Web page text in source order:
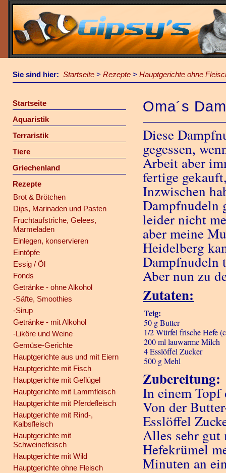
Sie sind hier: Startseite > Rezepte > Hauptgerichte ohne
Startseite
Aquaristik
Terraristik
Tiere
Griechenland
Rezepte
Brot & Brötchen
Dips, Marinaden und Pasten
Fruchtaufstriche, Gelees,
Marmeladen
Einlegen, konservieren
Eintöpfe
Essig / Öl
Fonds
Getränke - ohne Alkohol
-Säfte, Smoothies
-Sirup
Getränke - mit Alkohol
-Liköre und Weine
Gemüse-Gerichte
Hauptgerichte aus und mit Eiern
Hauptgerichte mit Fisch
Hauptgerichte mit Geflügel
Hauptgerichte mit Lammfleisch
Hauptgerichte mit Pferdefleisch
Hauptgerichte mit Rind-,
Kalbsfleisch
Hauptgerichte mit
Schweinefleisch
Hauptgerichte mit Wild
Hauptgerichte ohne Fleisch
Oma´s
Diese
gegessen,
Arbeit aber
fertige
Inzwischen
Dampfnudeln
leider nicht
aber meine
Heidelberg
Dampfnudeln
Aber nun zu
Zutaten:
Teig:
50 g Butter
1/2 Würfel frische Hefe
200 ml lauwarme Milch
4 Esslöffel Zucker
500 g Mehl
Zubereitung:
In einem
Von der
Esslöffel
Alles sehr gut
Hefekrümel
Minuten an